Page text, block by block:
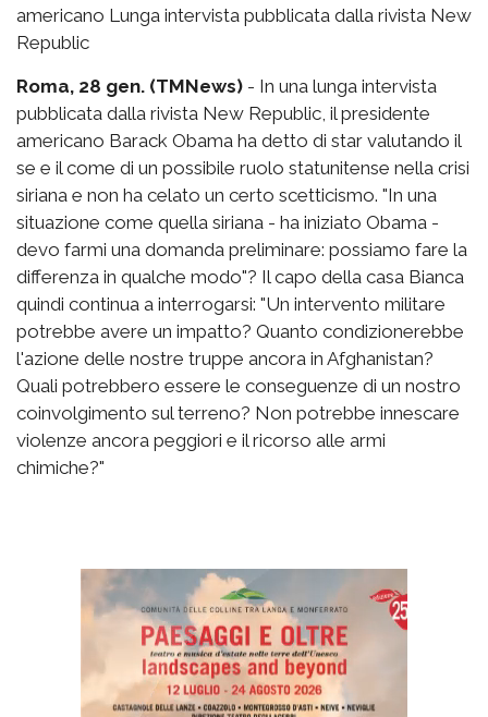
americano Lunga intervista pubblicata dalla rivista New
Republic
Roma, 28 gen. (TMNews) - In una lunga intervista
pubblicata dalla rivista New Republic, il presidente
americano Barack Obama ha detto di star valutando il
se e il come di un possibile ruolo statunitense nella crisi
siriana e non ha celato un certo scetticismo. "In una
situazione come quella siriana - ha iniziato Obama -
devo farmi una domanda preliminare: possiamo fare la
differenza in qualche modo"? Il capo della casa Bianca
quindi continua a interrogarsi: "Un intervento militare
potrebbe avere un impatto? Quanto condizionerebbe
l'azione delle nostre truppe ancora in Afghanistan?
Quali potrebbero essere le conseguenze di un nostro
coinvolgimento sul terreno? Non potrebbe innescare
violenze ancora peggiori e il ricorso alle armi
chimiche?"